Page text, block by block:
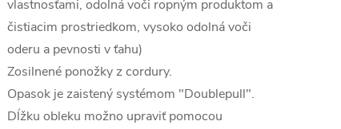
vlastnosťami, odolná voči ropným produktom a
čistiacim prostriedkom, vysoko odolná voči
oderu a pevnosti v ťahu)
Zosilnené ponožky z cordury.
Opasok je zaistený systémom "Doublepull".
Dĺžku obleku možno upraviť pomocou